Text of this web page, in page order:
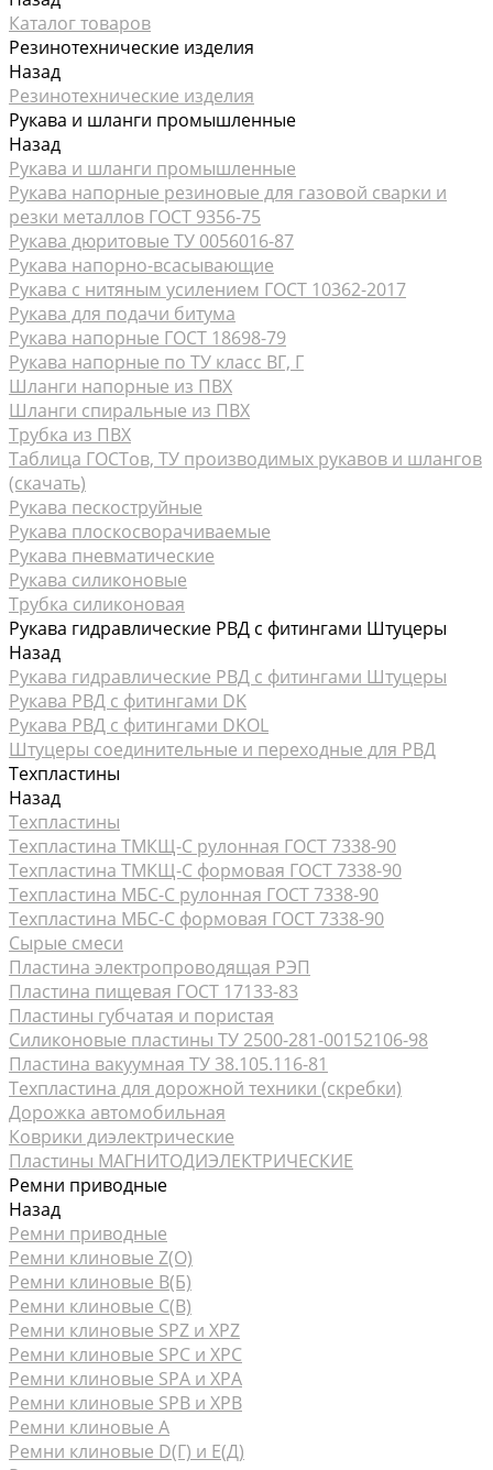
Каталог товаров
Резинотехнические изделия
Назад
Резинотехнические изделия
Рукава и шланги промышленные
Назад
Рукава и шланги промышленные
Рукава напорные резиновые для газовой сварки и
резки металлов ГОСТ 9356-75
Рукава дюритовые ТУ 0056016-87
Рукава нaпорно-всасывающие
Рукава с нитяным усилением ГОСТ 10362-2017
Рукава для подачи битума
Рукава напорные ГОСТ 18698-79
Рукава напорные по ТУ класс ВГ, Г
Шланги напорные из ПВХ
Шланги спиральные из ПВХ
Трубка из ПВХ
Таблица ГОСТов, ТУ производимых рукавов и шлангов
(скачать)
Рукава пескоструйные
Рукава плоскосворачиваемые
Рукава пневматические
Рукава силиконовые
Трубка силиконовая
Рукава гидравлические РВД с фитингами Штуцеры
Назад
Рукава гидравлические РВД с фитингами Штуцеры
Рукава РВД с фитингами DK
Рукава РВД с фитингами DKOL
Штуцеры соединительные и переходные для РВД
Техпластины
Назад
Техпластины
Техпластина ТМКЩ-С рулонная ГОСТ 7338-90
Техпластина ТМКЩ-С формовая ГОСТ 7338-90
Техпластина МБС-С рулонная ГОСТ 7338-90
Техпластина МБС-С формовая ГОСТ 7338-90
Сырые смеси
Пластина электропроводящая РЭП
Пластина пищевая ГОСТ 17133-83
Пластины губчатая и пористая
Силиконовые пластины ТУ 2500-281-00152106-98
Пластина вакуумная ТУ 38.105.116-81
Техпластина для дорожной техники (скребки)
Дорожка автомобильная
Коврики диэлектрические
Пластины МАГНИТОДИЭЛЕКТРИЧЕСКИЕ
Ремни приводные
Назад
Ремни приводные
Ремни клиновые Z(О)
Ремни клиновые В(Б)
Ремни клиновые С(В)
Ремни клиновые SPZ и XPZ
Ремни клиновые SPC и XPC
Ремни клиновые SPA и XPA
Ремни клиновые SPB и XPB
Ремни клиновые А
Ремни клиновые D(Г) и Е(Д)